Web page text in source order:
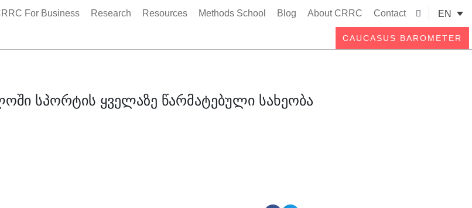
For Business Research Resources Methods School Blog About CRRC Contact EN
CAUCASUS BAROMETER
სპორტის ყველაზე წარმატებული სახეობა